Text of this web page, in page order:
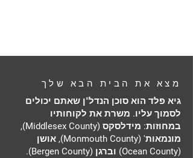
מצא את הבית הבא שלך
גיא פלד הוא סוכן הנדל"ן שאתם יכולים
לסמוך עליו. משרת את לקוחותיו
במחוזות: מידלסקס (Middlesex County),
מונמאות' (Monmouth County), אושן
(Ocean County) וברגן (Bergen County).